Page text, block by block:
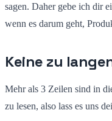
sagen. Daher gebe ich dir
wenn es darum geht,
Keine zu
Mehr als 3 Zeilen sind in
zu lesen, also lass es uns